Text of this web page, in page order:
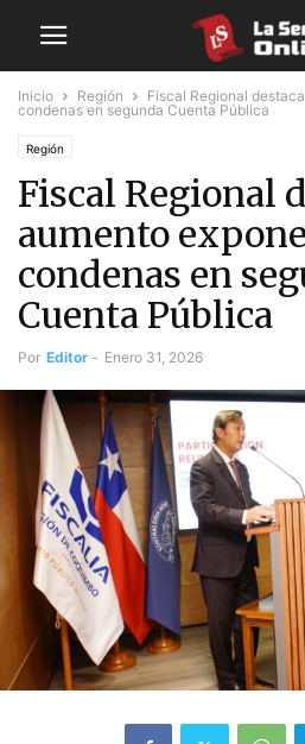
Inicio Región
Fiscal Regional
condenas en segunda Cuenta Pública
Región
Fiscal Regional
aumento
condenas en
Cuenta Pública
Por Editor - Enero 31, 2026